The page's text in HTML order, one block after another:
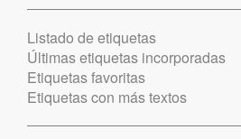
Listado de etiquetas
Últimas etiquetas incorporadas
Etiquetas favoritas
Etiquetas con más textos